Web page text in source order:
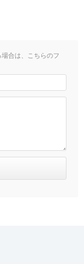
合は、こちらのフ